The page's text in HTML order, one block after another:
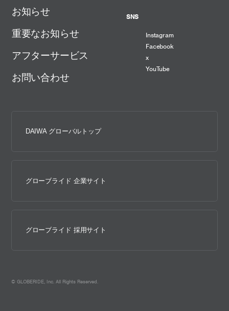
お知らせ
重要なお知らせ
アフターサービス
お問い合わせ
SNS
Instagram
Facebook
x
YouTube
DAIWA グローバルトップ
グローブライド 企業サイト
グローブライド 採用サイト
© GLOBERIDE, Inc. All Rights Reserved.